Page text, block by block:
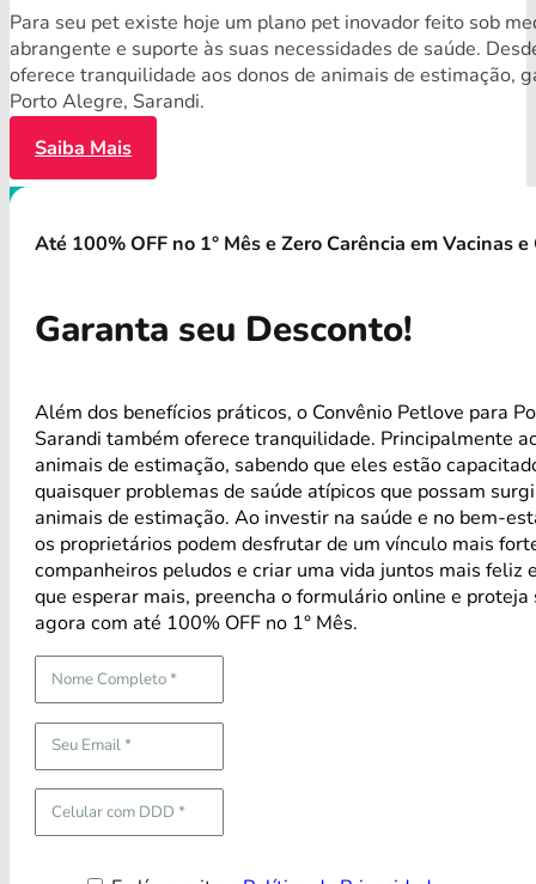
Para seu pet existe hoje um plano pet inovador feito sob
abrangente e suporte às suas necessidades de saúde.
oferece tranquilidade aos donos de animais de estimação,
Porto Alegre, Sarandi.
Saiba Mais
Até 100% OFF no 1° Mês e Zero Carência em Vacinas
Garanta seu Desconto!
Além dos benefícios práticos, o Convênio Petlove para
Sarandi também oferece tranquilidade. Principalmente
animais de estimação, sabendo que eles estão
quaisquer problemas de saúde atípicos que possam
animais de estimação. Ao investir na saúde e no bem-
os proprietários podem desfrutar de um vínculo mais
companheiros peludos e criar uma vida juntos mais feliz
que esperar mais, preencha o formulário online e proteja
agora com até 100% OFF no 1° Mês.